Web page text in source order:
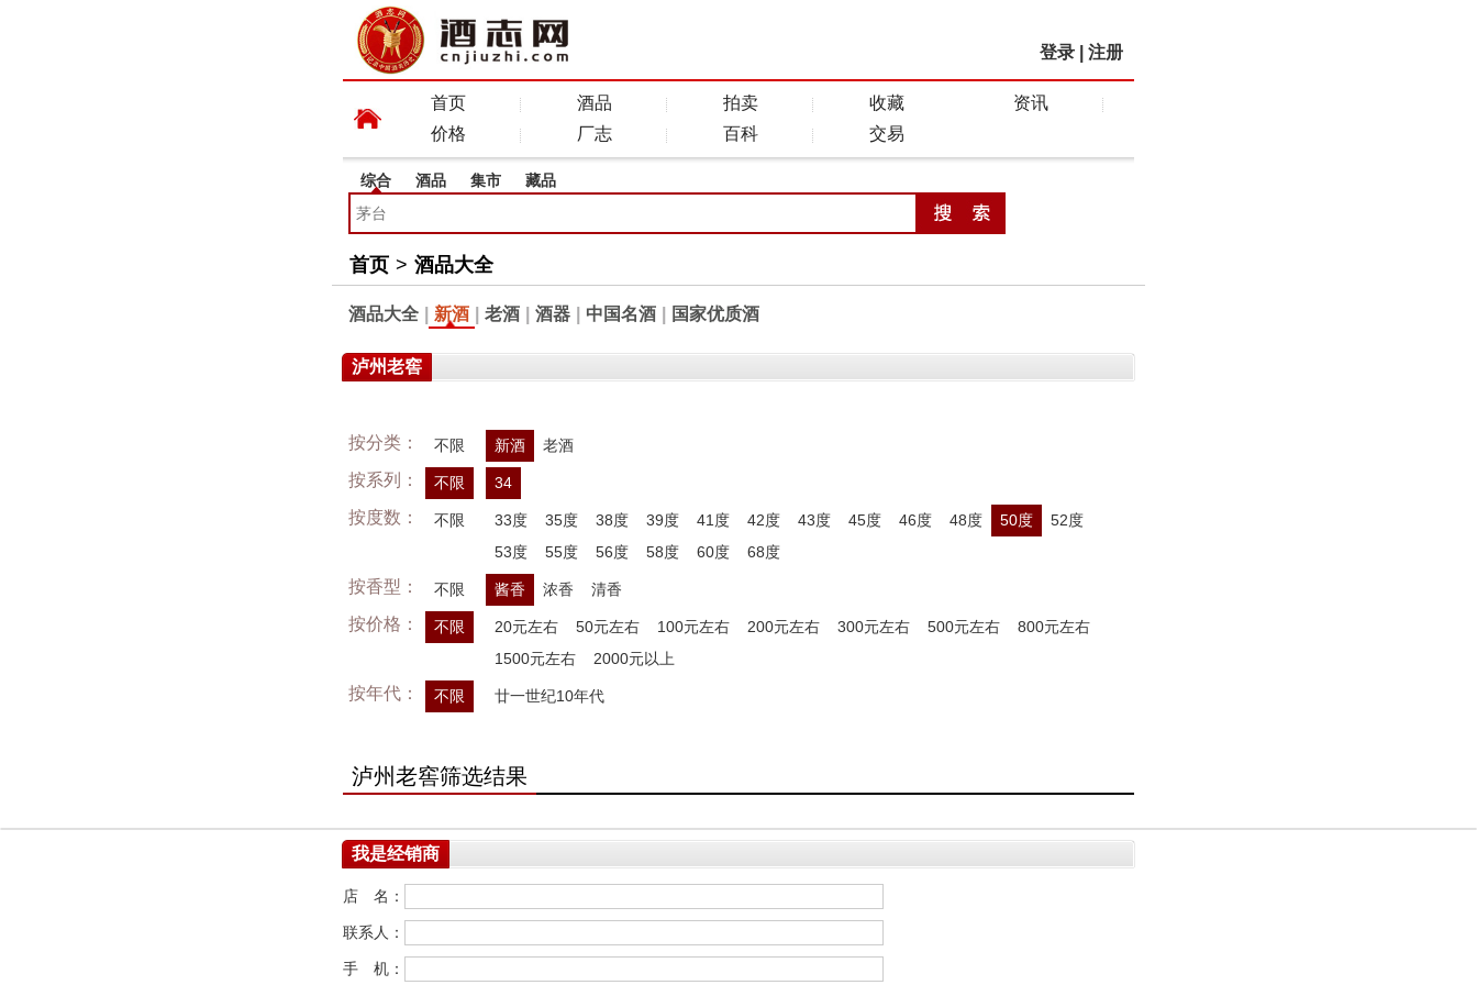
登录 注册
首页 酒品 拍卖 收藏
资讯
价格
厂志 百科 交易
综合 酒品 集市 藏品
首页 > 酒品大全
酒品大全 新酒 老酒 酒器 中国名酒 国家优质酒
泸州老窖
按分类： 不限 新酒 老酒
按系列： 不限 34
按度数： 不限 33度 35度 38度 39度 41度 42度 43度 45度 46度 48度 50度
52度
53度
55度 56度 58度 60度 68度
按香型： 不限 酱香 浓香 清香
按价格： 不限 20元左右 50元左右 100元左右 200元左右 300元左右 500元左右
800元左右
1500元左右
2000元以上
按年代： 不限 廿一世纪10年代
泸州老窖筛选结果
我是经销商
店 名：
联系人：
手 机：